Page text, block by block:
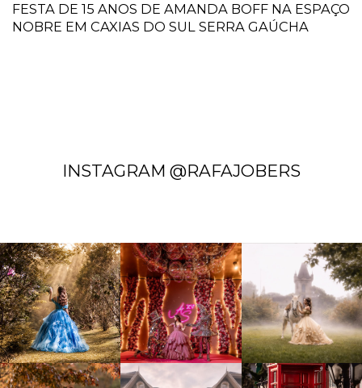
FESTA DE 15 ANOS DE AMANDA BOFF NA ESPAÇO
NOBRE EM CAXIAS DO SUL SERRA GAÚCHA
INSTAGRAM @RAFAJOBERS